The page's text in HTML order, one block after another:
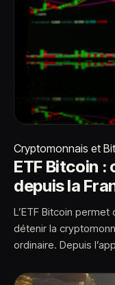
Cryptomonnais et
ETF Bitcoin
depuis la
L’ETF Bitcoin
détenir la
ordinaire. Depuis